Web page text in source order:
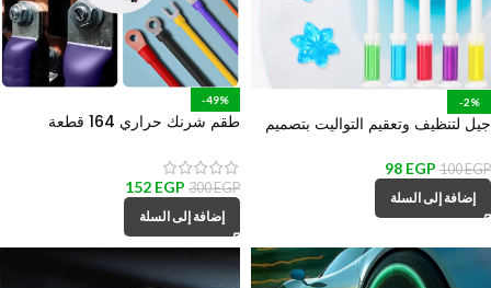
-2%
جيل لتنظيف وتعقيم التواليت بتصميم
100EGP
98 EGP
إضافة إلى السلة
-49%
طقم شرنك حراري 164 قطعة
والكابلات والحفاظ عليها من القطع
300EGP
152 EGP
إضافة إلى السلة